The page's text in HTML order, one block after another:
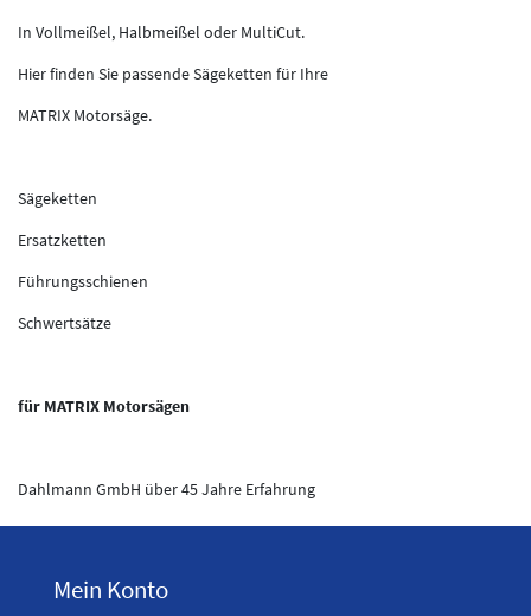
In Vollmeißel, Halbmeißel oder MultiCut.
Hier finden Sie passende Sägeketten für Ihre
MATRIX Motorsäge.
Sägeketten
Ersatzketten
Führungsschienen
Schwertsätze
für MATRIX Motorsägen
Dahlmann GmbH über 45 Jahre Erfahrung
Mein Konto